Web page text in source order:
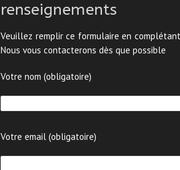
renseignements
Veuillez remplir ce formulaire en
Nous vous contacterons dès que possible
Votre nom (obligatoire)
Votre email (obligatoire)